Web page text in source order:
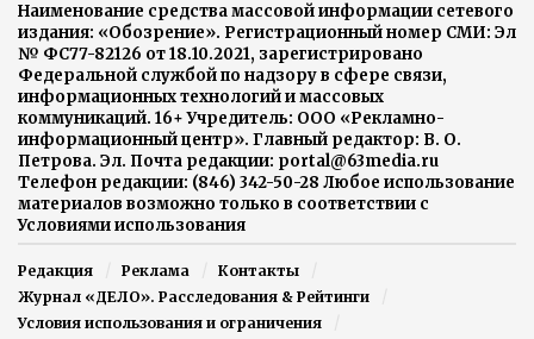
Наименование средства массовой информации сетевого
издания: «Обозрение». Регистрационный номер СМИ: Эл
№ ФС77-82126 от 18.10.2021, зарегистрировано
Федеральной службой по надзору в сфере связи,
информационных технологий и массовых
коммуникаций. 16+ Учредитель: ООО «Рекламно-
информационный центр». Главный редактор: В. О.
Петрова. Эл. Почта редакции: portal@63media.ru
Телефон редакции: (846) 342-50-28 Любое использование
материалов возможно только в соответствии с
Условиями использования
Редакция Реклама
Контакты
Журнал «ДЕЛО». Расследования & Рейтинги
Условия использования и ограничения